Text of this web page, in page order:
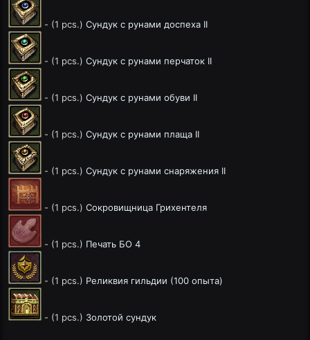
- (1 pcs.) Сундук с рунами доспеха II
- (1 pcs.) Сундук с рунами перчаток II
- (1 pcs.) Сундук с рунами обуви II
- (1 pcs.) Сундук с рунами плаща II
- (1 pcs.) Сундук с рунами снаряжения II
- (1 pcs.) Сокровищница Грихентеля
- (1 pcs.) Печать БО 4
- (1 pcs.) Реликвия гильдии (100 опыта)
- (1 pcs.) Золотой сундук